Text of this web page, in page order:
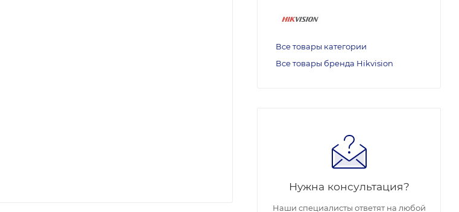
Все товары категории
Все товары бренда Hikvision
Нужна консультация?
Наши специалисты ответят на любой